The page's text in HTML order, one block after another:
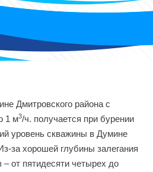
Дмитровского района с
1 м3/ч. получается при бурении
уровень скважины в Думине
за хорошей глубины залегания
– от пятидесяти четырех до